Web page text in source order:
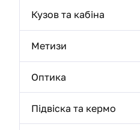
Кузов та кабіна
Метизи
Оптика
Підвіска та кермо